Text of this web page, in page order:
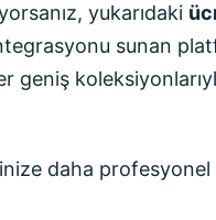
yukarıdaki
sunan
daha